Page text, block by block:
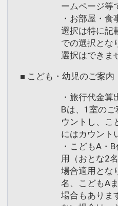
ームページ等
・お部屋・
選択は特に記
での選択とな
選択はできま
■ こども・幼児のご案内
・旅行代金算
Bは、1室の
ウントし、こ
にはカウント
・こどもA・
用（おとな2
場合適用とな
名、こどもA
場合もありま